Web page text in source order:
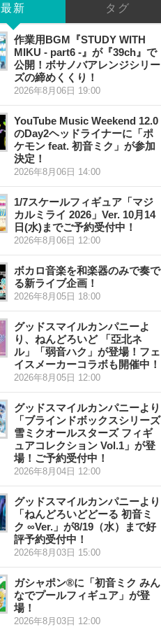
最新 タグ
作業用BGM『STUDY WITH
MIKU - part6 -』が『39ch』で
公開！ボサノバアレンジシリー
ズの締めくくり！
2026年8月06日 19:00
YouTube Music Weekend 12.0
のDay2ヘッドライナーに「ポ
ケモン feat. 初音ミク」が参加
決定！
2026年8月06日 14:00
1/7スケールフィギュア「マジ
カルミライ 2026」Ver. 10月14
日(水)までご予約受付中！
2026年8月06日 12:00
ボカロ音楽を和楽器のみで奏で
る新ライブ企画！
2026年8月05日 18:00
グッドスマイルカンパニーよ
り、ねんどろいど 「亞北ネ
ル」「弱音ハク」が登場！フェ
イスメーカーコラボも開催中！
2026年8月05日 12:00
グッドスマイルカンパニーより
「ブラインドボックスシリーズ
雪ミクオールスターズ フィギ
ュアコレクション Vol.1」が登
場！ご予約受付中！
2026年8月04日 12:00
グッドスマイルカンパニーより
「ねんどろいどどーる 初音ミ
ク ∞Ver.」が8/19（水）まで好
評予約受付中！
2026年8月03日 15:00
ガシャポン®に「初音ミク みん
なでプールフィギュア」が登
場！
2026年8月03日 12:00